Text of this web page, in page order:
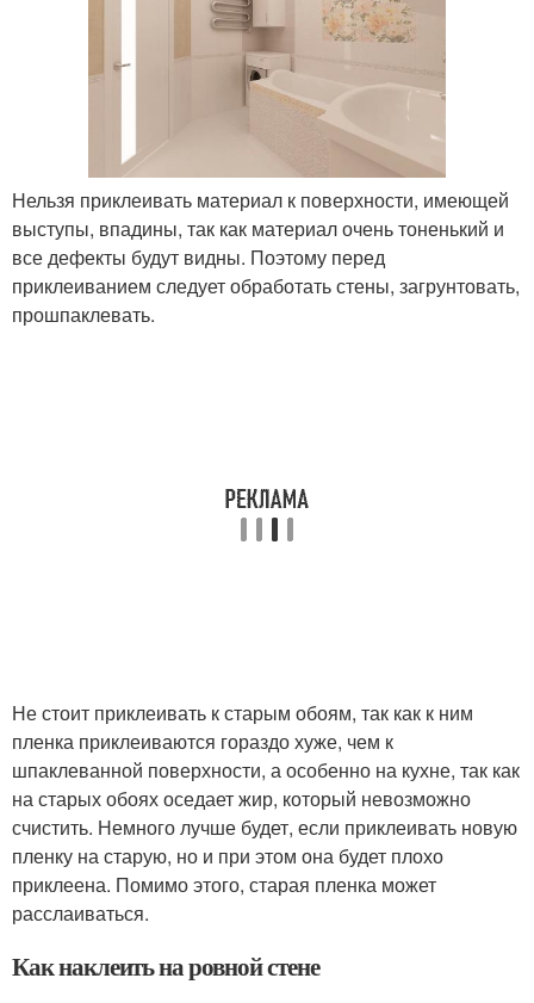
Нельзя приклеивать материал к поверхности, имеющей
выступы, впадины, так как материал очень тоненький и
все дефекты будут видны. Поэтому перед
приклеиванием следует обработать стены, загрунтовать,
прошпаклевать.
Не стоит приклеивать к старым обоям, так как к ним
пленка приклеиваются гораздо хуже, чем к
шпаклеванной поверхности, а особенно на кухне, так как
на старых обоях оседает жир, который невозможно
счистить. Немного лучше будет, если приклеивать новую
пленку на старую, но и при этом она будет плохо
приклеена. Помимо этого, старая пленка может
расслаиваться.
Как наклеить на ровной стене